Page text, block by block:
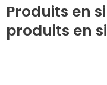
Produits en
produits en